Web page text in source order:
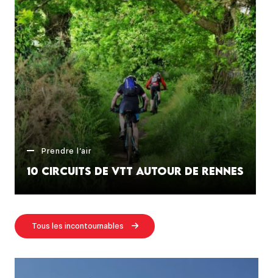
Prendre l’air
10 circuits de VTT autour de Rennes
Tous les incontournables